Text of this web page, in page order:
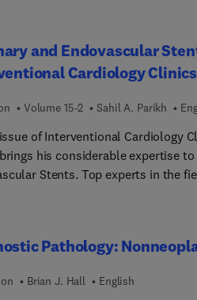
resolve. This issue reflects a
in orthopedics—aiming to deliver
treatments that push the
and Endovascular
Cardiology Clinics
Volume 15-2 Sahil A. Parikh
of Interventional Cardiology
his considerable expertise
Stents. Top experts in the
must know; and much
Pathology:
Brian J. Hall English